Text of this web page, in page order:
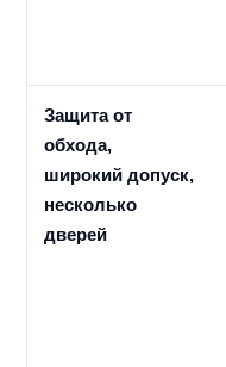
Защита от
обхода,
широкий допуск,
несколько
дверей